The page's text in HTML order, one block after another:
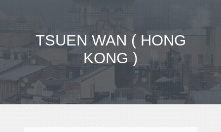
TSUEN WAN ( HONG
KONG )